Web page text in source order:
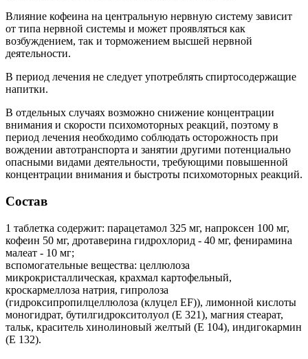
Влияние кофеина на центральную нервную систему зависит
от типа нервной системы и может проявляться как
возбуждением, так и торможением высшей нервной
деятельности.
В период лечения не следует употреблять спиртосодержащие
напитки.
В отдельных случаях возможно снижение концентрации
внимания и скорости психомоторных реакций, поэтому в
период лечения необходимо соблюдать осторожность при
вождении автотранспорта и занятии другими потенциально
опасными видами деятельности, требующими повышенной
концентрации внимания и быстроты психомоторных реакций.
Состав
1 таблетка содержит: парацетамол 325 мг, напроксен 100 мг,
кофеин 50 мг, дротаверина гидрохлорид - 40 мг, фенирамина
малеат - 10 мг;
вспомогательные вещества: целлюлоза
микрокристаллическая, крахмал картофельный,
кроскармеллоза натрия, гипролоза
(гидроксипропилцеллюлоза (клуцел EF)), лимонной кислоты
моногидрат, бутилгидрокситолуол (Е 321), магния стеарат,
тальк, краситель хинолиновый желтый (Е 104), индигокармин
(Е 132).